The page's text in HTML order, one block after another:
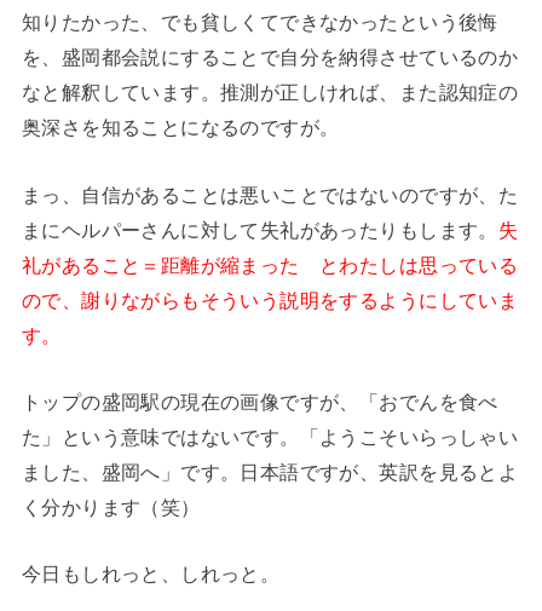
知りたかった、でも貧しくてできなかったという後悔
を、盛岡都会説にすることで自分を納得させているのか
なと解釈しています。推測が正しければ、また認知症の
奥深さを知ることになるのですが。
まっ、自信があることは悪いことではないのですが、た
まにヘルパーさんに対して失礼があったりもします。 失
礼があること＝距離が縮まった とわたしは思っている
ので、謝りながらもそういう説明をするようにしていま
す。
トップの盛岡駅の現在の画像ですが、「おでんを食べ
た」という意味ではないです。「ようこそいらっしゃい
ました、盛岡へ」です。日本語ですが、英訳を見るとよ
く分かります（笑）
今日もしれっと、しれっと。